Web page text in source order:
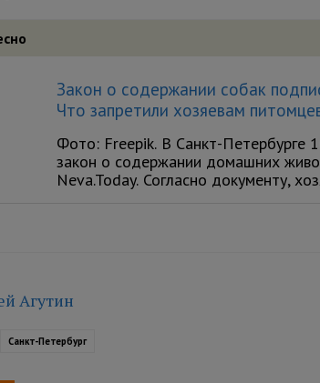
Закон о содержании собак
Что запретили хозяевам
Фото: Freepik. В Санкт-Петербурге
закон о содержании домашних
Neva.Today. Согласно документу,
Агутин
Санкт-Петербург